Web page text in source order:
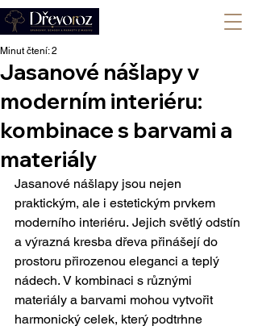
Jasanové nášlapy v
moderním interiéru:
kombinace s barvami a
materiály
Minut čtení: 2
Jasanové nášlapy jsou nejen
praktickým, ale i estetickým prvkem
moderního interiéru. Jejich světlý odstín
a výrazná kresba dřeva přinášejí do
prostoru přirozenou eleganci a teplý
nádech. V kombinaci s různými
materiály a barvami mohou vytvořit
harmonický celek, který podtrhne